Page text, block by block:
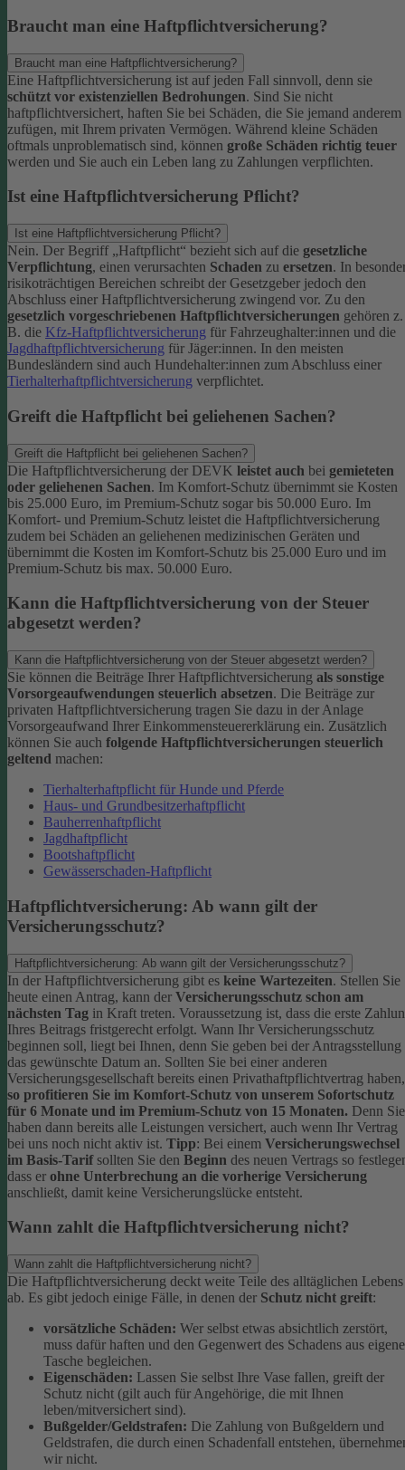
Braucht man eine Haftpflichtversicherung?
Braucht man eine Haftpflichtversicherung?
Eine Haftpflichtversicherung ist auf jeden Fall sinnvoll, denn sie
schützt vor existenziellen Bedrohungen. Sind Sie nicht
haftpflichtversichert, haften Sie bei Schäden, die Sie jemand anderem
zufügen, mit Ihrem privaten Vermögen. Während kleine Schäden
oftmals unproblematisch sind, können große Schäden richtig teuer
werden und Sie auch ein Leben lang zu Zahlungen verpflichten.
Ist eine Haftpflichtversicherung Pflicht?
Ist eine Haftpflichtversicherung Pflicht?
Nein. Der Begriff „Haftpflicht“ bezieht sich auf die gesetzliche
Verpflichtung, einen verursachten Schaden zu ersetzen. In
risikoträchtigen Bereichen schreibt der Gesetzgeber jedoch den
Abschluss einer Haftpflichtversicherung zwingend vor. Zu den
gesetzlich vorgeschriebenen Haftpflichtversicherungen gehören z.
B. die Kfz-Haftpflichtversicherung für Fahrzeughalter:innen und die
Jagdhaftpflichtversicherung für Jäger:innen. In den meisten
Bundesländern sind auch Hundehalter:innen zum Abschluss einer
Tierhalterhaftpflichtversicherung verpflichtet.
Greift die Haftpflicht bei geliehenen Sachen?
Greift die Haftpflicht bei geliehenen Sachen?
Die Haftpflichtversicherung der DEVK leistet auch bei gemieteten
oder geliehenen Sachen. Im Komfort-Schutz übernimmt sie Kosten
bis 25.000 Euro, im Premium-Schutz sogar bis 50.000 Euro. Im
Komfort- und Premium-Schutz leistet die Haftpflichtversicherung
zudem bei Schäden an geliehenen medizinischen Geräten und
übernimmt die Kosten im Komfort-Schutz bis 25.000 Euro und im
Premium-Schutz bis max. 50.000 Euro.
Kann die Haftpflichtversicherung von der Steuer
abgesetzt werden?
Kann die Haftpflichtversicherung von der Steuer abgesetzt werden?
Sie können die Beiträge Ihrer Haftpflichtversicherung als sonstige
Vorsorgeaufwendungen steuerlich absetzen. Die Beiträge zur
privaten Haftpflichtversicherung tragen Sie dazu in der Anlage
Vorsorgeaufwand Ihrer Einkommensteuererklärung ein. Zusätzlich
können Sie auch folgende Haftpflichtversicherungen steuerlich
geltend machen:
Tierhalterhaftpflicht für Hunde und Pferde
Haus- und Grundbesitzerhaftpflicht
Bauherrenhaftpflicht
Jagdhaftpflicht
Bootshaftpflicht
Gewässerschaden-Haftpflicht
Haftpflichtversicherung: Ab wann gilt der
Versicherungsschutz?
Haftpflichtversicherung: Ab wann gilt der Versicherungsschutz?
In der Haftpflichtversicherung gibt es keine Wartezeiten. Stellen Sie
heute einen Antrag, kann der Versicherungsschutz schon am
nächsten Tag in Kraft treten. Voraussetzung ist, dass die erste
Ihres Beitrags fristgerecht erfolgt. Wann Ihr Versicherungsschutz
beginnen soll, liegt bei Ihnen, denn Sie geben bei der Antragsstellung
das gewünschte Datum an. Sollten Sie bei einer anderen
Versicherungsgesellschaft bereits einen Privathaftpflichtvertrag haben,
so profitieren Sie im Komfort-Schutz von unserem Sofortschutz
für 6 Monate und im Premium-Schutz von 15 Monaten. Denn Sie
haben dann bereits alle Leistungen versichert, auch wenn Ihr Vertrag
bei uns noch nicht aktiv ist. Tipp: Bei einem Versicherungswechsel
im Basis-Tarifsollten Sie den Beginn des neuen Vertrags so
dass er ohne Unterbrechung an die vorherige Versicherung
anschließt, damit keine Versicherungslücke entsteht.
Wann zahlt die Haftpflichtversicherung nicht?
Wann zahlt die Haftpflichtversicherung nicht?
Die Haftpflichtversicherung deckt weite Teile des alltäglichen Lebens
ab. Es gibt jedoch einige Fälle, in denen der Schutz nicht greift:
vorsätzliche Schäden: Wer selbst etwas absichtlich zerstört,
muss dafür haften und den Gegenwert des Schadens aus
Tasche begleichen.
Eigenschäden: Lassen Sie selbst Ihre Vase fallen, greift der
Schutz nicht (gilt auch für Angehörige, die mit Ihnen
leben/mitversichert sind).
Bußgelder/Geldstrafen: Die Zahlung von Bußgeldern und
Geldstrafen, die durch einen Schadenfall entstehen,
wir nicht.